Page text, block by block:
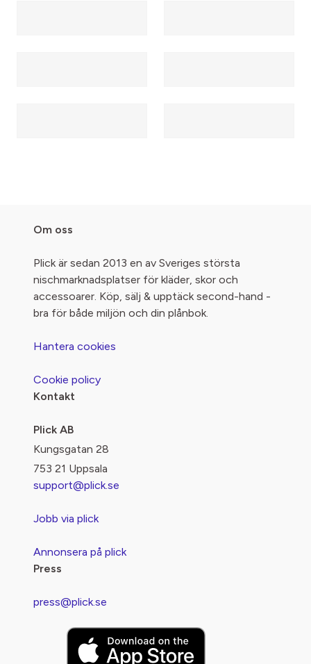
Om oss
Plick är sedan 2013 en av Sveriges största
nischmarknadsplatser för kläder, skor och
accessoarer. Köp, sälj & upptäck second-hand -
bra för både miljön och din plånbok.
Hantera cookies
Cookie policy
Kontakt
Plick AB
Kungsgatan 28
753 21 Uppsala
support@plick.se
Jobb via plick
Annonsera på plick
Press
press@plick.se